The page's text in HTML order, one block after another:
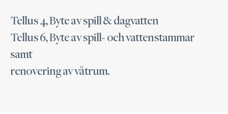
Tellus 4, Byte av spill & dagvatten
Tellus 6, Byte av spill- och vattenstammar
samt
renovering av våtrum.